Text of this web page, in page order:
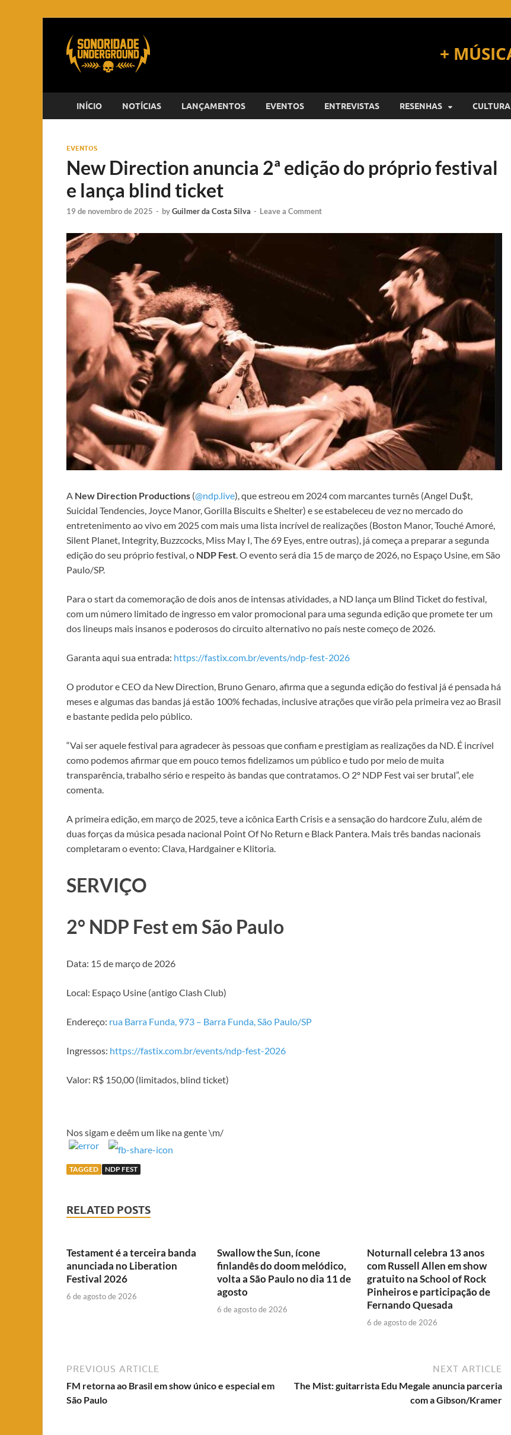
INÍCIO NOTÍCIAS LANÇAMENTOS EVENTOS ENTREVISTAS RESENHAS CULTURA
EVENTOS
New Direction anuncia 2ª edição do próprio festival
e lança blind ticket
19 de novembro de 2025 - byGuilmer da Costa Silva - Leave a Comment
A New Direction Productions (@ndp.live), que estreou em 2024 com marcantes turnês (Angel Du$t,
Suicidal Tendencies, Joyce Manor, Gorilla Biscuits e Shelter) e se estabeleceu de vez no mercado do
entretenimento ao vivo em 2025 com mais uma lista incrível de realizações (Boston Manor, Touché Amoré,
Silent Planet, Integrity, Buzzcocks, Miss May I, The 69 Eyes, entre outras), já começa a preparar a segunda
edição do seu próprio festival, o NDP Fest. O evento será dia 15 de março de 2026, no Espaço Usine, em São
Paulo/SP.
Para o start da comemoração de dois anos de intensas atividades, a ND lança um Blind Ticket do festival,
com um número limitado de ingresso em valor promocional para uma segunda edição que promete ter um
dos lineups mais insanos e poderosos do circuito alternativo no país neste começo de 2026.
Garanta aqui sua entrada: https://fastix.com.br/events/ndp-fest-2026
O produtor e CEO da New Direction, Bruno Genaro, afirma que a segunda edição do festival já é pensada há
meses e algumas das bandas já estão 100% fechadas, inclusive atrações que virão pela primeira vez ao Brasil
e bastante pedida pelo público.
“Vai ser aquele festival para agradecer às pessoas que confiam e prestigiam as realizações da ND. É incrível
como podemos afirmar que em pouco temos fidelizamos um público e tudo por meio de muita
transparência, trabalho sério e respeito às bandas que contratamos. O 2º NDP Fest vai ser brutal”, ele
comenta.
A primeira edição, em março de 2025, teve a icônica Earth Crisis e a sensação do hardcore Zulu, além de
duas forças da música pesada nacional Point Of No Return e Black Pantera. Mais três bandas nacionais
completaram o evento: Clava, Hardgainer e Klitoria.
SERVIÇO
2° NDP Fest em São Paulo
Data: 15 de março de 2026
Local: Espaço Usine (antigo Clash Club)
Endereço: rua Barra Funda, 973 – Barra Funda, São Paulo/SP
Ingressos: https://fastix.com.br/events/ndp-fest-2026
Valor: R$ 150,00 (limitados, blind ticket)
Nos sigam e deêm um like na gente \m/
TAGGED NDP FEST
RELATED POSTS
Testament é a terceira banda
anunciada no Liberation
Festival 2026
6 de agosto de 2026
Swallow the Sun, ícone
finlandês do doom melódico,
volta a São Paulo no dia 11 de
agosto
6 de agosto de 2026
Noturnall celebra 13 anos
com Russell Allen em show
gratuito na School of Rock
Pinheiros e participação de
Fernando Quesada
6 de agosto de 2026
PREVIOUS ARTICLE
FM retorna ao Brasil em show único e especial em
São Paulo
NEXT ARTICLE
The Mist: guitarrista Edu Megale anuncia parceria
com a Gibson/Kramer